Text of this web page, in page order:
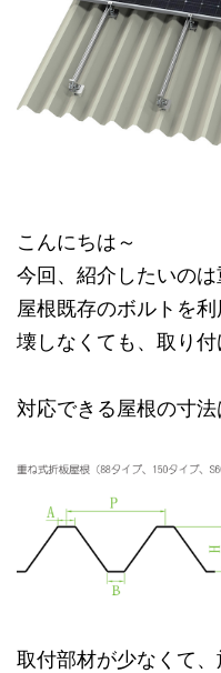
こんにちは～
今回、紹介したいのは
屋根既存のボルトを
壊しなくても、取り付
対応できる屋根の寸
取付部材が少なくて、